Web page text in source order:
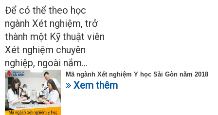
Để có thể theo học
ngành Xét nghiệm, trở
thành một Kỹ thuật viên
Xét nghiệm chuyên
nghiệp, ngoài nắm...
Mã ngành Xét nghiệm Y học Sài Gòn năm 2018
Xem thêm